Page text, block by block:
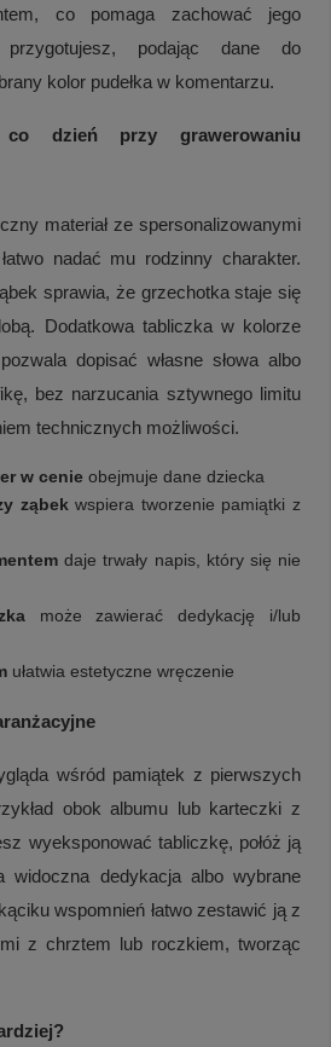
co pomaga zachować jego
przygotujesz, podając dane do
kolor pudełka w komentarzu.
dzień przy grawerowaniu
materiał ze spersonalizowanymi
nadać mu rodzinny charakter.
sprawia, że grzechotka staje się
Dodatkowa tabliczka w kolorze
dopisać własne słowa albo
bez narzucania sztywnego limitu
technicznych możliwości.
w cenie obejmuje dane dziecka
ząbek wspiera tworzenie pamiątki z
daje trwały napis, który się nie
może zawierać dedykację i/lub
ułatwia estetyczne wręczenie
wśród pamiątek z pierwszych
obok albumu lub karteczki z
wyeksponować tabliczkę, połóż ją
widoczna dedykacja albo wybrane
wspomnień łatwo zestawić ją z
z chrztem lub roczkiem, tworząc